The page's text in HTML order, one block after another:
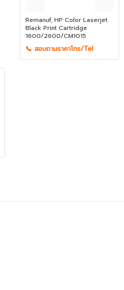
Remanuf, HP Color Laserjet
Black Print Cartridge
1600/2600/CM1015
📞 สอบถามราคาโทร/Tel